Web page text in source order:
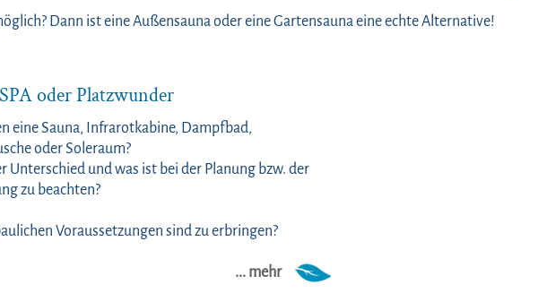
Dann ist eine Außensauna oder eine Gartensauna eine echte Alternative!
oder Platzwunder
eine Sauna, Infrarotkabine, Dampfbad,
oder Soleraum?
Unterschied und was ist bei der Planung bzw. der
zu beachten?
Voraussetzungen sind zu erbringen?
... mehr